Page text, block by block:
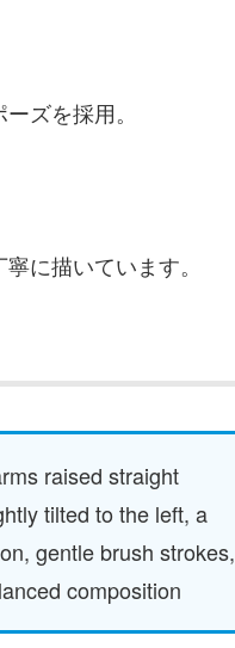
ズを採用。
に描いています。
raised straight
tilted to the left, a
gentle brush strokes,
composition